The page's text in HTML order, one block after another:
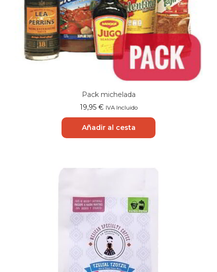
Pack michelada
19,95 € IVA Incluido
Añadir al cesta